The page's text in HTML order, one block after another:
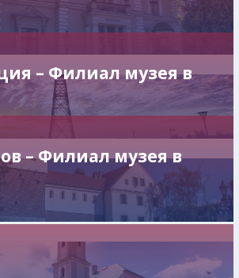
– Филиал музея в
– Филиал музея в